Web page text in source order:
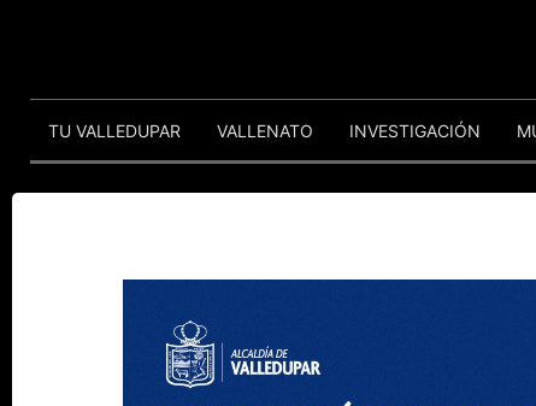
TU VALLEDUPAR VALLENATO INVESTIGACIÓN